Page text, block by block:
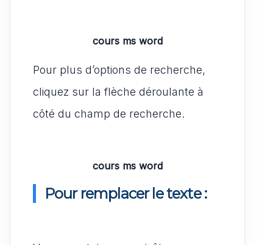
cours ms word
Pour plus d’options de recherche,
cliquez sur la flèche déroulante à
côté du champ de recherche.
cours ms word
Pour remplacer le texte :